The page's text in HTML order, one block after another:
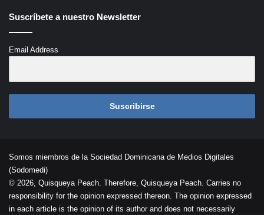
Suscríbete a nuestro Newsletter
Email Address
Suscribirse
Somos miembros de la Sociedad Dominicana de Medios Digitales
(Sodomedi)
© 2026, Quisqueya Peach. Therefore, Quisqueya Peach. Carries no
responsibility for the opinion expressed thereon. The opinion expressed
in each article is the opinion of its author and does not necessarily